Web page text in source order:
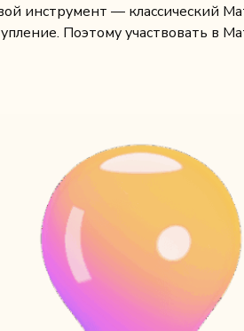
инструмент — классический
Поэтому участвовать в